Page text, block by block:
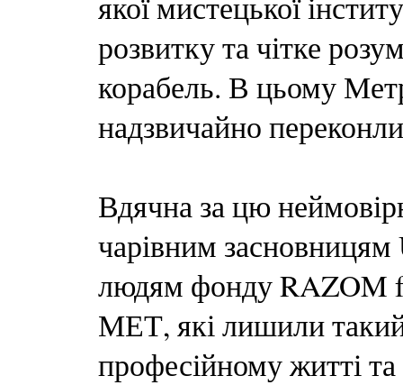
розвитку та чітке
корабель. В цьому
надзвичайно
Вдячна за цю
чарівним
людям фонду RAZOM
МЕТ, які лишили
професійному житті